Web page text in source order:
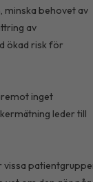
minska behovet av
av
ökad risk för
inget
leder till
vissa